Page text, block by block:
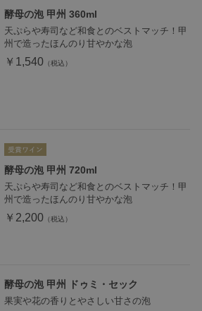
酵母の泡 甲州 360ml
天ぷらや寿司など和食とのベストマッチ！甲
州で造ったほんのり甘やかな泡
￥1,540
酵母の泡 甲州 720ml
天ぷらや寿司など和食とのベストマッチ！甲
州で造ったほんのり甘やかな泡
￥2,200
酵母の泡 甲州 ドゥミ・セック
果実や花の香りとやさしい甘さの泡